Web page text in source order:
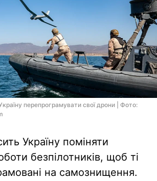
перепрограмувати свої дрони | Фото:
Україну поміняти
безпілотників, щоб ті
на самознищення.